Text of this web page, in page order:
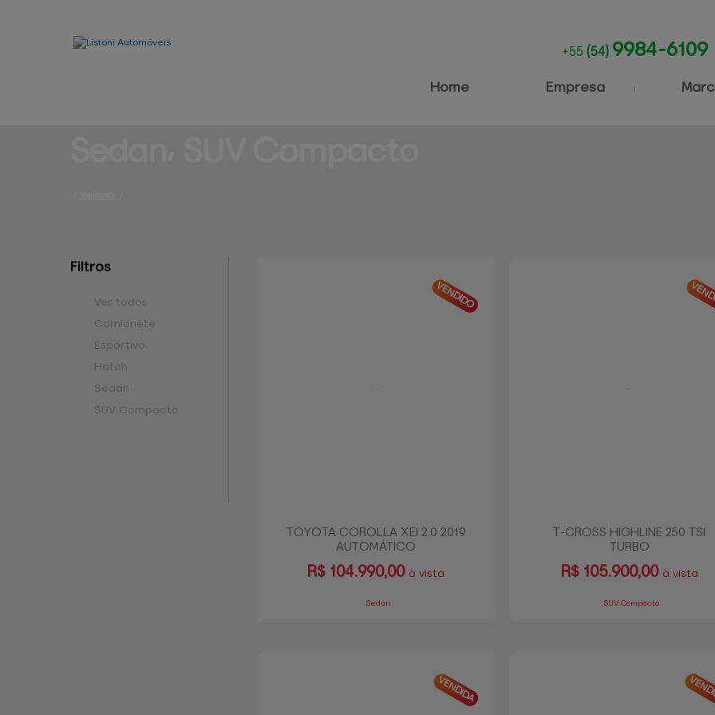
+55 (54) 9984-6109
Home Empresa
Filtros
Ver todos
Camionete
Esportivo
Hatch
Sedan
SUV Compacto
VENDIDO
TOYOTA COROLLA XEI 2.0 2019
AUTOMÁTICO
R$ 104.990,00 à vista
Sedan
T-CROSS HIGHLINE 250 TSI
TURBO
R$105.900,00 à vista
SUV Compacto
VENDIDA